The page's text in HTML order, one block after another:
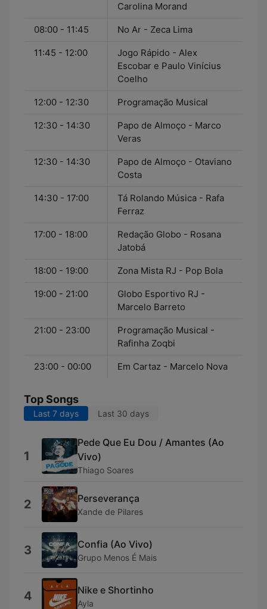
Carolina Morand
08:00 - 11:45 No Ar - Zeca Lima
11:45 - 12:00
Jogo Rápido - Alex
Escobar e Paulo Vinícius
Coelho
12:00 - 12:30 Programação Musical
12:30 - 14:30
Papo de Almoço - Marco
Veras
12:30 - 14:30
Papo de Almoço - Otaviano
Costa
14:30 - 17:00
Tá Rolando Música - Rafa
Ferraz
17:00 - 18:00
Redação Globo - Rosana
Jatobá
18:00 - 19:00 Zona Mista RJ - Pop Bola
19:00 - 21:00
Globo Esportivo RJ -
Marcelo Barreto
21:00 - 23:00
Programação Musical -
Rafinha Zoqbi
23:00 - 00:00 Em Cartaz - Marcelo Nova
Top Songs
Last 7 days Last 30 days
1
Pede Que Eu Dou / Amantes (Ao
Vivo)
Thiago Soares
2 Perseverança
Xande de Pilares
3 Confia (Ao Vivo)
Grupo Menos É Mais
4 Nike e Shortinho
Ayla